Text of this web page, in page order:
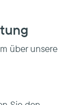
über unsere